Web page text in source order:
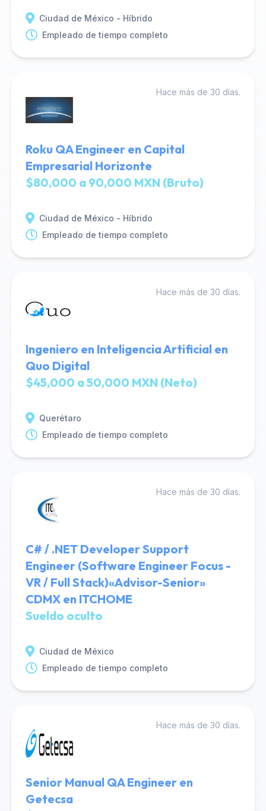
Ciudad de México - Híbrido
Empleado de tiempo completo
Hace más de 30 días.
Roku QA Engineer en Capital
Empresarial Horizonte
$80,000 a 90,000 MXN (Bruto)
Ciudad de México - Híbrido
Empleado de tiempo completo
Hace más de 30 días.
Ingeniero en Inteligencia Artificial en
Quo Digital
$45,000 a 50,000 MXN (Neto)
Querétaro
Empleado de tiempo completo
Hace más de 30 días.
C# / .NET Developer Support
Engineer (Software Engineer Focus -
VR / Full Stack)«Advisor-Senior»
CDMX en ITCHOME
Sueldo oculto
Ciudad de México
Empleado de tiempo completo
Hace más de 30 días.
Senior Manual QA Engineer en
Getecsa